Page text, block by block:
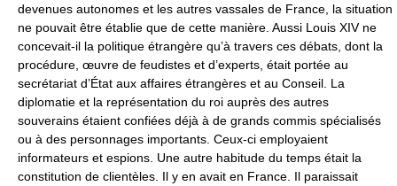
devenues autonomes et les autres vassales de France, la situation
ne pouvait être établie que de cette manière. Aussi Louis XIV ne
concevait-il la politique étrangère qu’à travers ces débats, dont la
procédure, œuvre de feudistes et d’experts, était portée au
secrétariat d’État aux affaires étrangères et au Conseil. La
diplomatie et la représentation du roi auprès des autres
souverains étaient confiées déjà à de grands commis spécialisés
ou à des personnages importants. Ceux-ci employaient
informateurs et espions. Une autre habitude du temps était la
constitution de clientèles. Il y en avait en France. Il paraissait